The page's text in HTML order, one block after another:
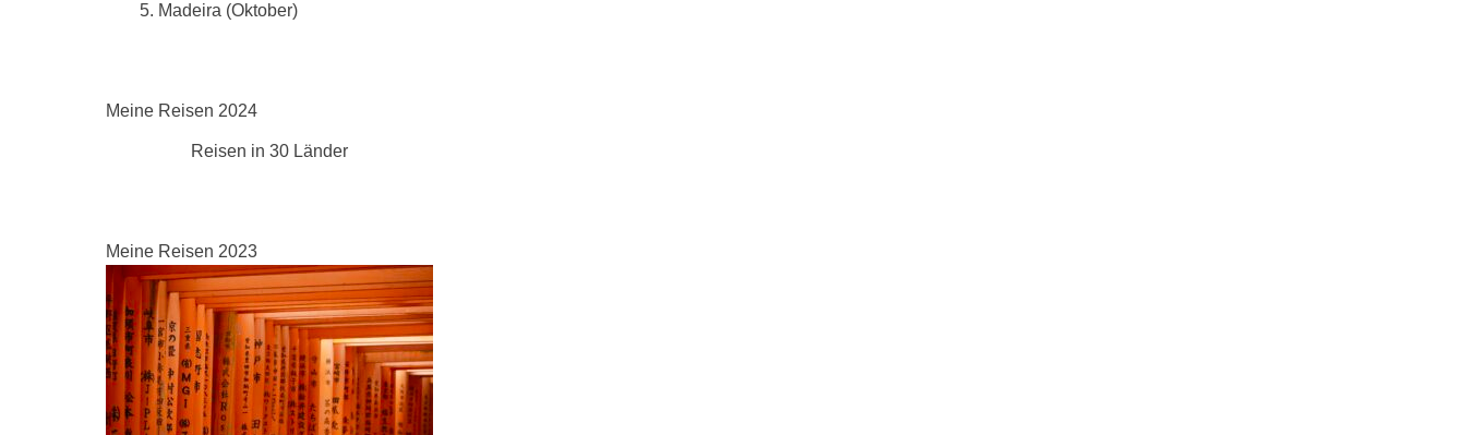
Madeira (Oktober)
Meine Reisen 2024
Reisen in 30 Länder
Meine Reisen 2023